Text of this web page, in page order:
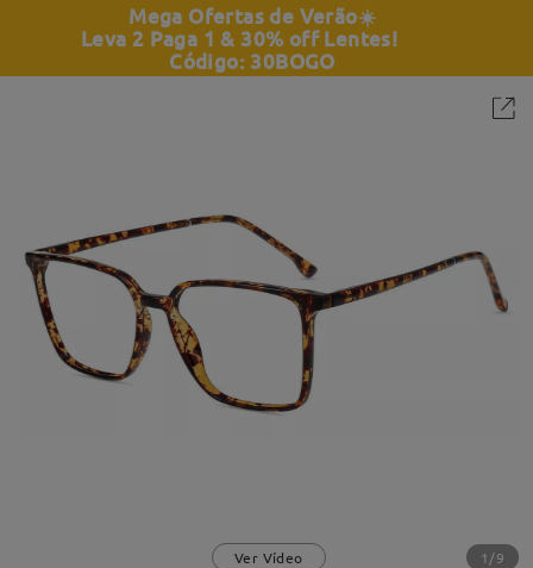
Mega Ofertas de Verão☀️
Leva 2 Paga 1 & 30% off Lentes!
Código: 30BOGO
Ver Vídeo 1/9